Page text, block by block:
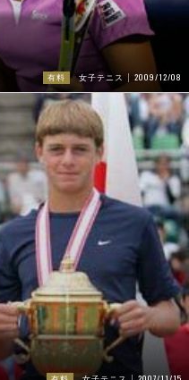
有料 女子テニス 2009/12/08